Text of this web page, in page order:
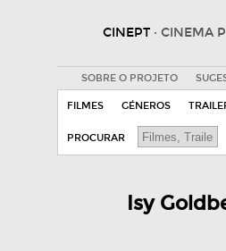
CINEPT · CINEMA
SOBRE O PROJETO
FILMES GÉNEROS
PROCURAR
Isy